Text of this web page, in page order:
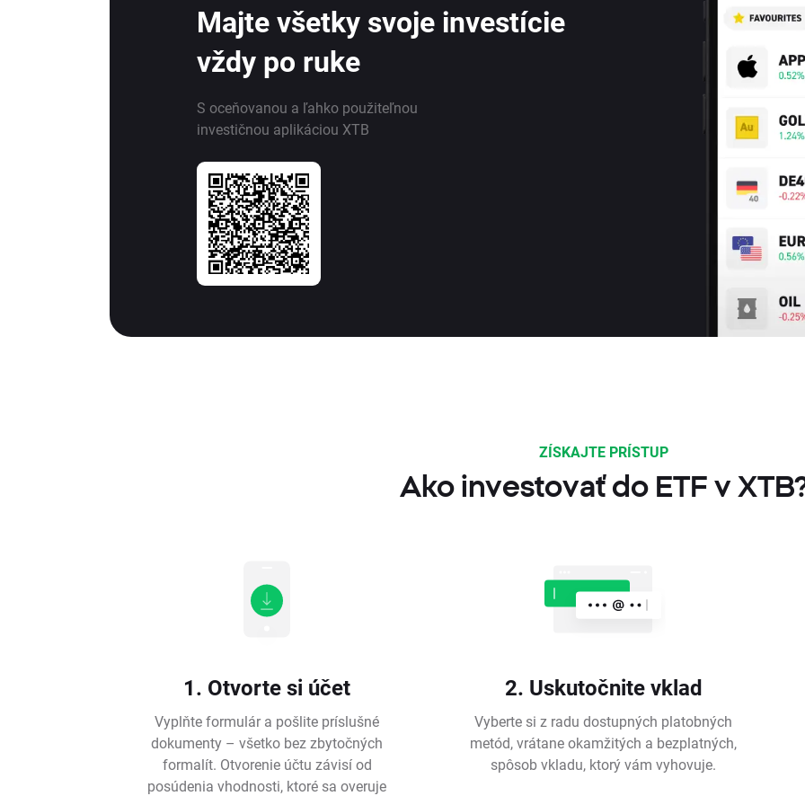
Majte všetky svoje investície
vždy po ruke
S oceňovanou a ľahko použiteľnou
investičnou aplikáciou XTB
ZÍSKAJTE PRÍSTUP
Ako investovať do ETF v
1. Otvorte si účet
Vyplňte formulár a pošlite príslušné
dokumenty – všetko bez zbytočných
formalít. Otvorenie účtu závisí od
posúdenia vhodnosti, ktoré sa overuje
2. Uskutočnite vklad
Vyberte si z radu dostupných platobných
metód, vrátane okamžitých a bezplatných,
spôsob vkladu, ktorý vám vyhovuje.